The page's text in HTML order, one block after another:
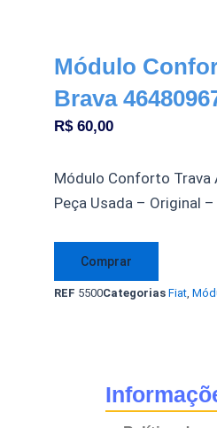
Módulo
Brava
R$60,00
Módulo Conforto Trava
Peça Usada – Original
Módulo
Conforto
Trava
46480967
Comprar
REF 5500Categorias Fiat,